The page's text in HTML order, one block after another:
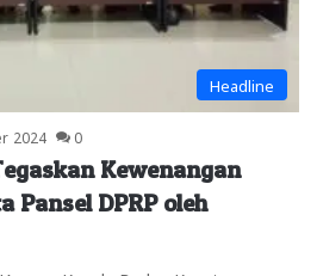
Headline
2024 0
Kewenangan
Pansel DPRP oleh